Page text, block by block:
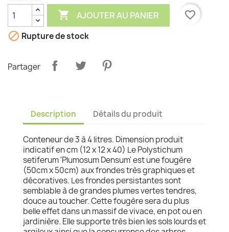
 AJOUTER AU PANIER
favorite_border
 Rupture de stock
Partager
Description Détails du produit
Conteneur de 3 à 4 litres. Dimension produit
indicatif en cm (12 x 12 x 40) Le Polystichum
setiferum 'Plumosum Densum' est une fougère
(50cm x 50cm) aux frondes très graphiques et
décoratives. Les frondes persistantes sont
semblable à de grandes plumes vertes tendres,
douce au toucher. Cette fougère sera du plus
belle effet dans un massif de vivace, en pot ou en
jardinière. Elle supporte très bien les sols lourds et